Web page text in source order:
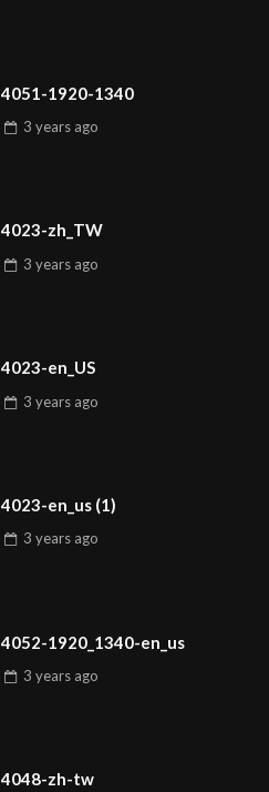
4051-1920-1340
3 years ago
4023-zh_TW
3 years ago
4023-en_US
3 years ago
4023-en_us (1)
3 years ago
4052-1920_1340-en_us
3 years ago
4048-zh-tw